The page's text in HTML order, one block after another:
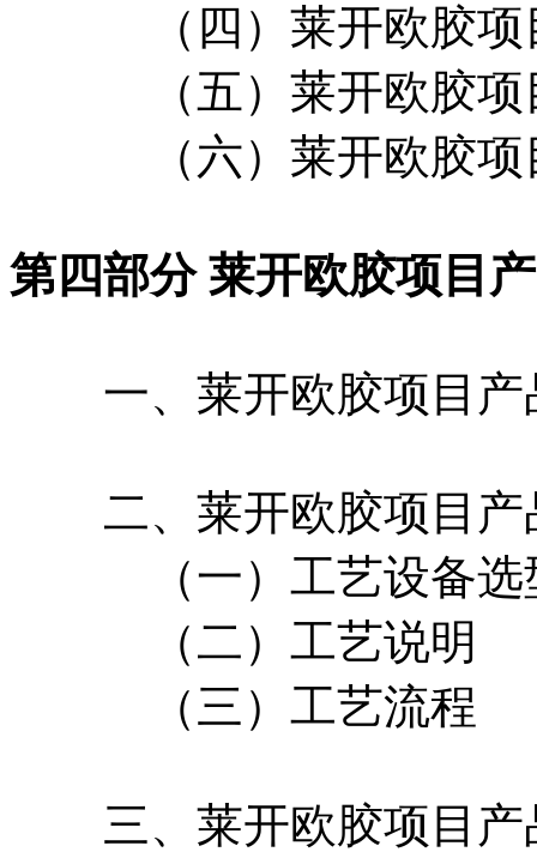
（四）莱开欧胶项目
（五）莱开欧胶项目
（六）莱开欧胶项
第四部分 莱开欧胶项目
一、莱开欧胶项目产
二、莱开欧胶项目产
（一）工艺设备选
（二）工艺说明
（三）工艺流程
三、莱开欧胶项目产